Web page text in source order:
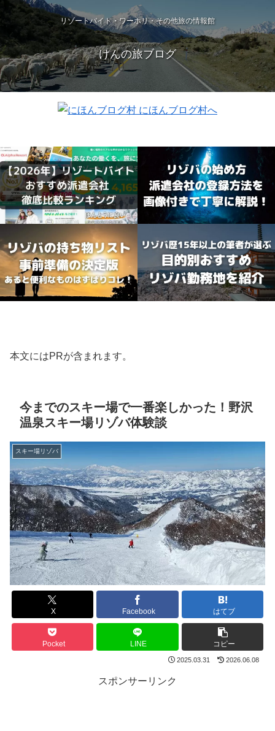
リゾートバイト・ワーホリ・その他旅の情報館
けんの旅ブログ
本文にはPRが含まれます。
今までのスキー場で一番楽しかった！野沢
温泉スキー場リゾバ体験談
スキー場リゾバ
X Facebook はてブ
Pocket LINE コピー
2025.03.31 2026.06.08
スポンサーリンク